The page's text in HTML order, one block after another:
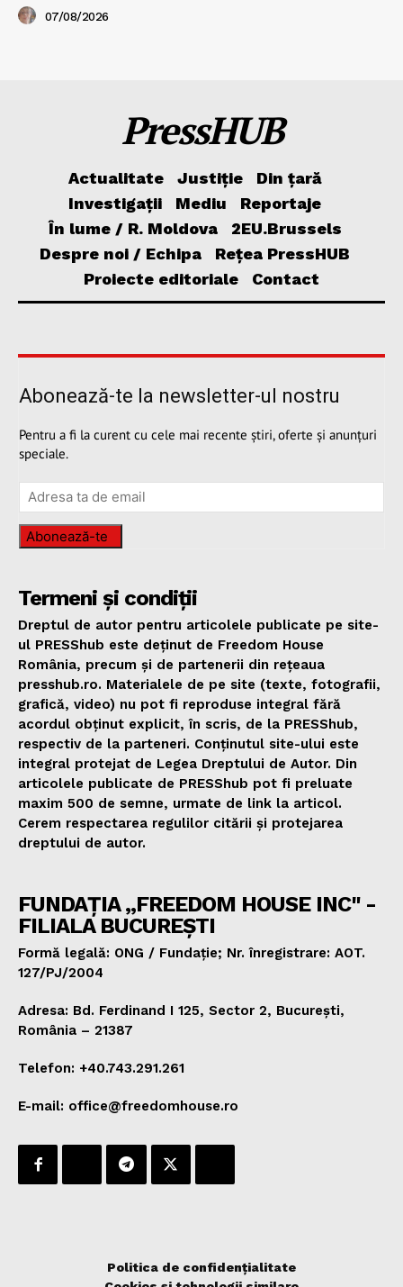
07/08/2026
PressHUB
Actualitate Justiție
Din țară
Investigații
Mediu
Reportaje
În lume / R. Moldova
2EU.Brussels
Despre noi / Echipa
Rețea PressHUB
Proiecte editoriale
Contact
Abonează-te la newsletter-ul nostru
Pentru a fi la curent cu cele mai recente știri, oferte și anunțuri
speciale.
Abonează-te
Termeni și condiții
Dreptul de autor pentru articolele publicate pe site-
ul PRESShub este deținut de Freedom House
România, precum și de partenerii din rețeaua
presshub.ro. Materialele de pe site (texte, fotografii,
grafică, video) nu pot fi reproduse integral fără
acordul obținut explicit, în scris, de la PRESShub,
respectiv de la parteneri. Conținutul site-ului este
integral protejat de Legea Dreptului de Autor. Din
articolele publicate de PRESShub pot fi preluate
maxim 500 de semne, urmate de link la articol.
Cerem respectarea regulilor citării și protejarea
dreptului de autor.
FUNDAȚIA „FREEDOM HOUSE INC" -
FILIALA BUCUREȘTI
Formă legală: ONG / Fundație; Nr. înregistrare: AOT.
127/PJ/2004
Adresa: Bd. Ferdinand I 125, Sector 2, București,
România – 21387
Telefon: +40.743.291.261
E-mail: office@freedomhouse.ro
Politica de confidențialitate